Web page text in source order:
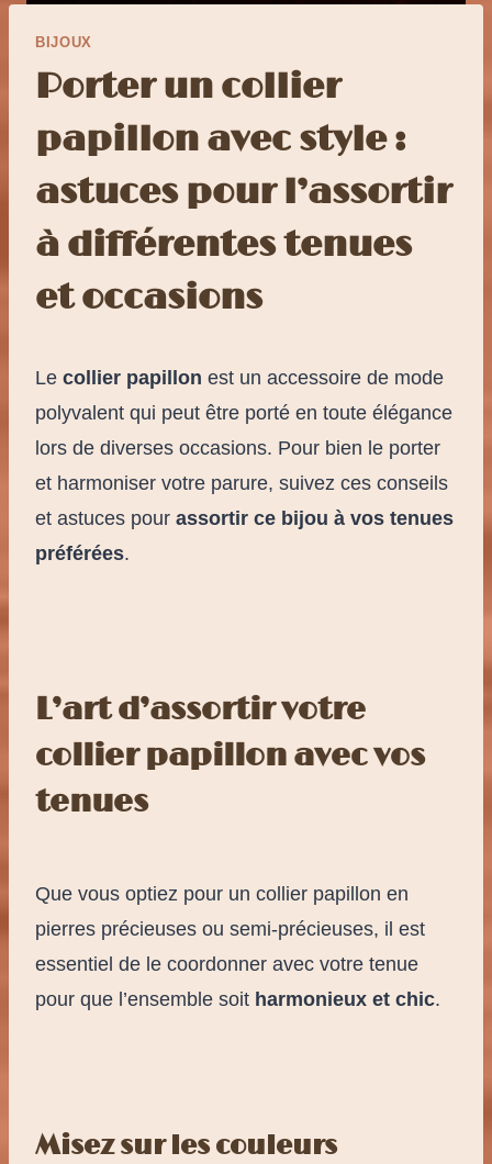
BIJOUX
Porter un collier
papillon avec style :
astuces pour l’assortir
à différentes tenues
et occasions
Le collier papillon est un accessoire de mode
polyvalent qui peut être porté en toute élégance
lors de diverses occasions. Pour bien le porter
et harmoniser votre parure, suivez ces conseils
et astuces pour assortir ce bijou à vos tenues
préférées.
L’art d’assortir votre
collier papillon avec vos
tenues
Que vous optiez pour un collier papillon en
pierres précieuses ou semi-précieuses, il est
essentiel de le coordonner avec votre tenue
pour que l’ensemble soit harmonieux et chic.
Misez sur les couleurs